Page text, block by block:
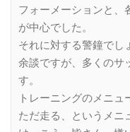
フォーメーションと、
が中心でした。
それに対する警鐘でし
余談ですが、多くのサ
す。
トレーニングのメニュ
ただ走る、というメニ